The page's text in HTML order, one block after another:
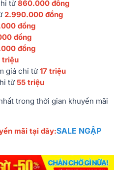
từ 860.000 đồng
2.990.000 đồng
đồng
đồng
đồng
triệu
giá chỉ từ 17 triệu
từ 55 triệu
trong thời gian khuyến mãi
mãi tại đây:SALE NGẬP